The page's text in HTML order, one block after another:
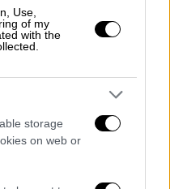
Use,
of my
with the
storage
on web or
της
λέγοντας σε ένα
διάφορες
διαφέρουν από
δυτικές εταιρείες,